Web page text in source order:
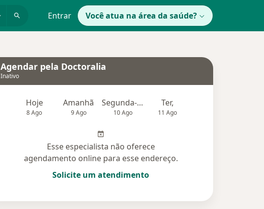
Entrar Você atua na área da saúde?
Agendar pela Doctoralia
Inativo
Hoje
8 Ago
Amanhã
9 Ago
Segunda-feira
10 Ago
Ter,
11 Ago
Esse especialista não oferece
agendamento online para esse endereço.
Solicite um atendimento